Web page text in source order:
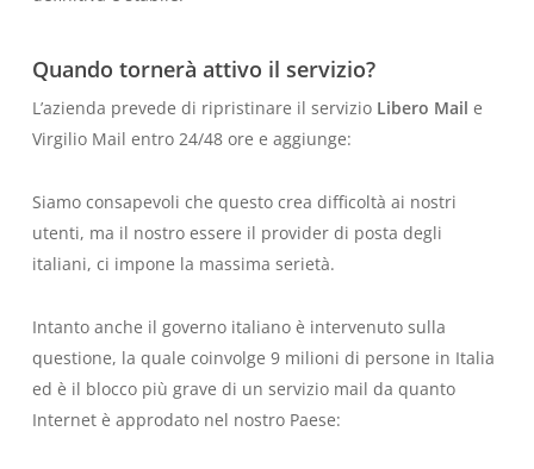
Quando tornerà attivo il servizio?
L’azienda prevede di ripristinare il servizio Libero Mail e
Virgilio Mail entro 24/48 ore e aggiunge:
Siamo consapevoli che questo crea difficoltà ai nostri
utenti, ma il nostro essere il provider di posta degli
italiani, ci impone la massima serietà.
Intanto anche il governo italiano è intervenuto sulla
questione, la quale coinvolge 9 milioni di persone in Italia
ed è il blocco più grave di un servizio mail da quanto
Internet è approdato nel nostro Paese: